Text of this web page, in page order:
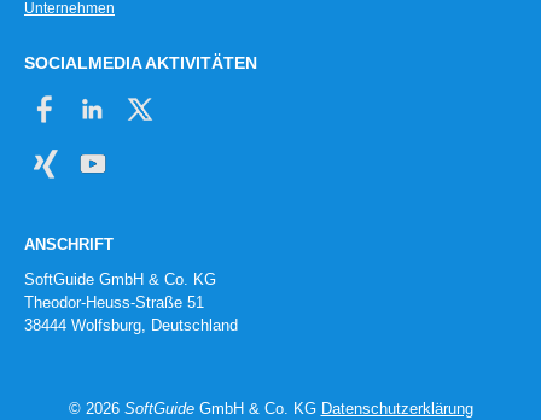
Unternehmen
SOCIALMEDIA AKTIVITÄTEN
ANSCHRIFT
SoftGuide GmbH & Co. KG
Theodor-Heuss-Straße 51
38444 Wolfsburg, Deutschland
© 2026 SoftGuideGmbH & Co. KG Datenschutzerklärung